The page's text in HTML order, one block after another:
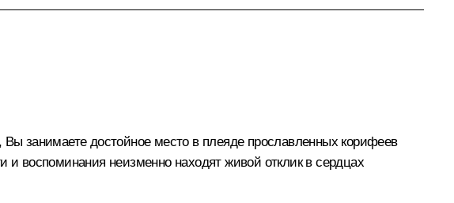
занимаете достойное место в плеяде прославленных корифеев
воспоминания неизменно находят живой отклик в сердцах